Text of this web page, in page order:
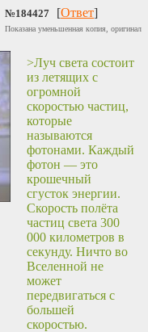
№184427 [Ответ]
Показана уменьшенная копия, оригинал
>Луч света состоит
из летящих с
огромной
скоростью частиц,
которые
называются
фотонами. Каждый
фотон — это
крошечный
сгусток энергии.
Скорость полёта
частиц света 300
000 километров в
секунду. Ничто во
Вселенной не
может
передвигаться с
большей
скоростью.